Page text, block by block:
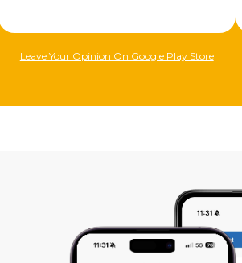
Leave Your Opinion On Google Play Store